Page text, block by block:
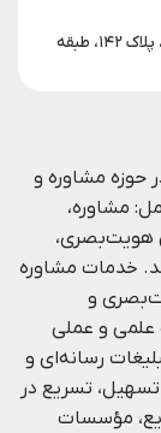
تهران، قائم مقام فراهانی، پایین‌تر از مطهری، پلاک ۱۴۲، طبقه
خود را در حوزه مشاوره و
مشاوره،
هویت‌بصری،
خدمات مشاوره
و
و عملی
رسانه‌ای و
تسريع در
مؤسسات